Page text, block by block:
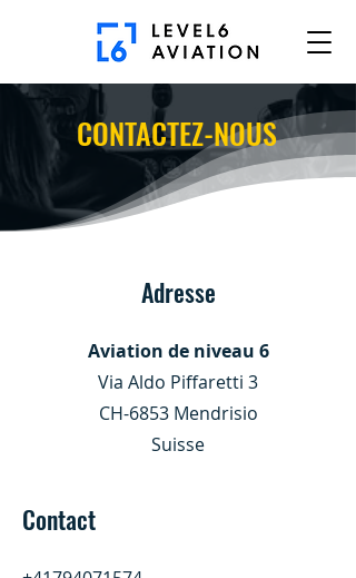
CONTACTEZ-NOUS
Adresse
Aviation de niveau 6
Via Aldo Piffaretti 3
CH-6853 Mendrisio
Suisse
Contact